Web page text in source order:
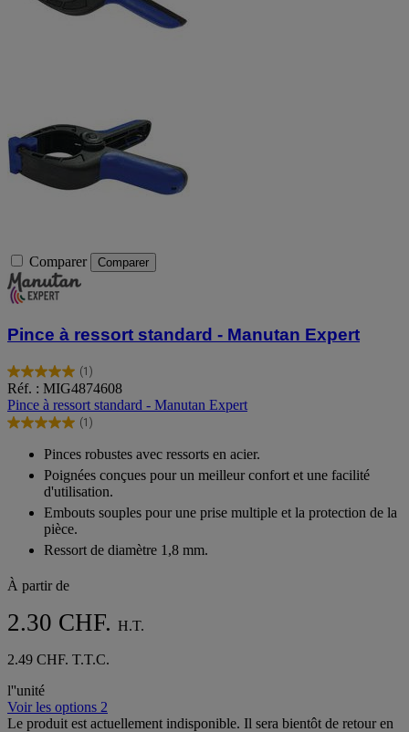
Comparer Comparer
Pince à ressort standard - Manutan Expert
(1)
5.0
sur
5
étoiles.
avis
Réf. : MIG4874608
Pince à ressort standard - Manutan Expert
(1)
5.0
étoiles.
avis
Pinces robustes avec ressorts en acier.
Poignées conçues pour un meilleur confort et une facilité
d'utilisation.
Embouts souples pour une prise multiple et la protection de la
pièce.
Ressort de diamètre 1,8 mm.
À partir de
2.30 CHF. H.T.
2.49 CHF. T.T.C.
l''unité
Voir les options 2
Le produit est actuellement indisponible. Il sera bientôt de retour en